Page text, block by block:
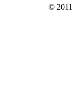
© 2011